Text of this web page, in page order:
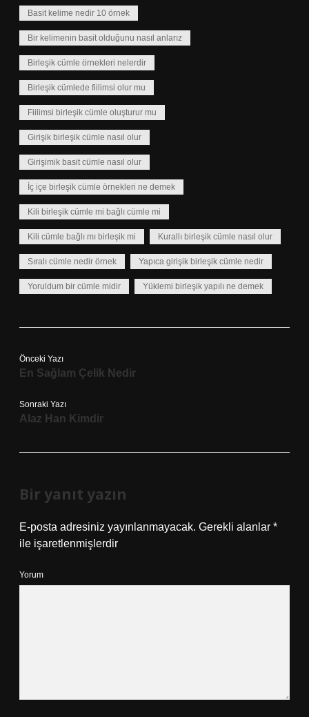
Basit kelime nedir 10 örnek
Bir kelimenin basit olduğunu nasıl anlarız
Birleşik cümle örnekleri nelerdir
Birleşik cümlede fiilimsi olur mu
Fiilimsi birleşik cümle oluşturur mu
Girişik birleşik cümle nasıl olur
Girişimik basit cümle nasıl olur
İç içe birleşik cümle örnekleri ne demek
Kili birleşik cümle mi bağlı cümle mi
Kili cümle bağlı mı birleşik mi Kurallı birleşik cümle nasıl olur
Sıralı cümle nedir örnek Yapıca girişik birleşik cümle nedir
Yoruldum bir cümle midir Yüklemi birleşik yapılı ne demek
Önceki Yazı
En Sağlam Çelik Nedir
Sonraki Yazı
Alaz Han Kimdir
Bir yanıt yazın
E-posta adresiniz yayınlanmayacak. Gerekli alanlar *
ile işaretlenmişlerdir
Yorum